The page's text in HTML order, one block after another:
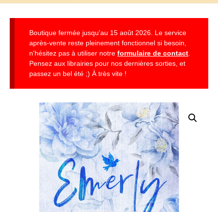
Boutique fermée jusqu'au 15 août 2026. Le service
après-vente reste pleinement fonctionnel si besoin,
n'hésitez pas à utiliser notre formulaire de contact
Pensez aux librairies pour nos dernières sorties, et
passez un bel été ;) À très vite !